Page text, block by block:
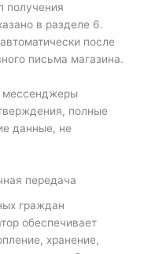
получения
в разделе 6.
после
письма магазина.
мессенджеры
полные
данные, не
передача
граждан
обеспечивает
хранение,